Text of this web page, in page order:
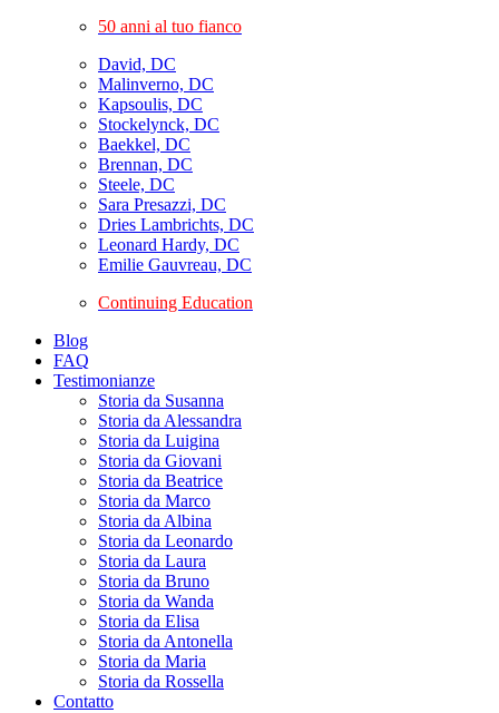
50 anni al tuo fianco
David, DC
Malinverno, DC
Kapsoulis, DC
Stockelynck, DC
Baekkel, DC
Brennan, DC
Steele, DC
Sara Presazzi, DC
Dries Lambrichts, DC
Leonard Hardy, DC
Emilie Gauvreau, DC
Continuing Education
Blog
FAQ
Testimonianze
Storia da Susanna
Storia da Alessandra
Storia da Luigina
Storia da Giovani
Storia da Beatrice
Storia da Marco
Storia da Albina
Storia da Leonardo
Storia da Laura
Storia da Bruno
Storia da Wanda
Storia da Elisa
Storia da Antonella
Storia da Maria
Storia da Rossella
Contatto